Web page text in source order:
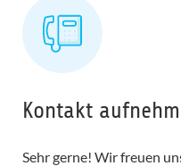
Kontakt
Sehr gerne! Wir freuen